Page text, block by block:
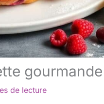
de lecture